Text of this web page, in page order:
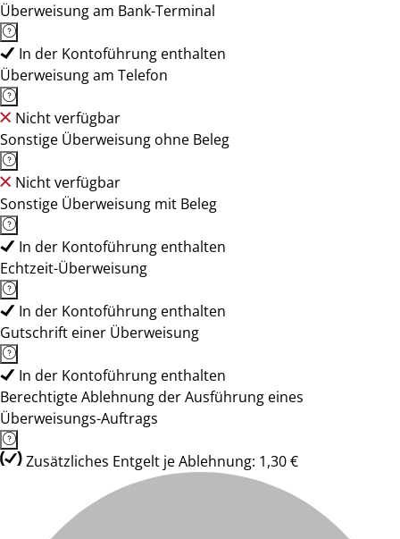
Überweisung am Bank-Terminal
In der Kontoführung enthalten
Überweisung am Telefon
Nicht verfügbar
Sonstige Überweisung ohne Beleg
Nicht verfügbar
Sonstige Überweisung mit Beleg
In der Kontoführung enthalten
Echtzeit-Überweisung
In der Kontoführung enthalten
Gutschrift einer Überweisung
In der Kontoführung enthalten
Berechtigte Ablehnung der Ausführung eines
Überweisungs-Auftrags
Zusätzliches Entgelt je Ablehnung: 1,30 €